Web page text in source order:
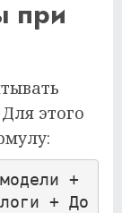
при
этого
+
+ До